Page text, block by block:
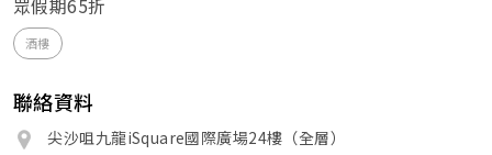
眾假期65折
酒樓
聯絡資料
尖沙咀九龍iSquare國際廣場24樓（全層）